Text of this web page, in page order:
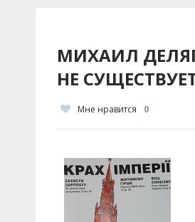
МИХАИЛ
НЕ
Мне нравится 0